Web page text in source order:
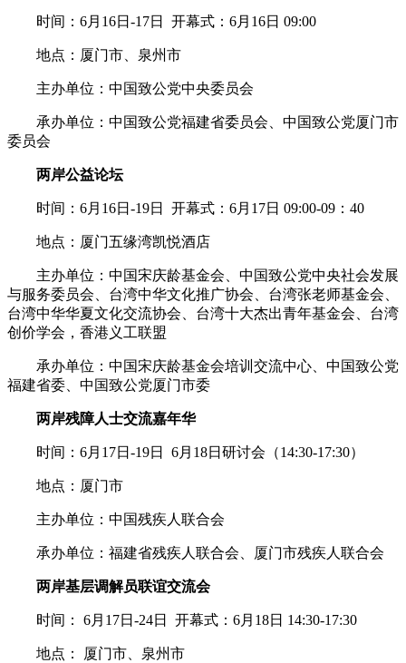
时间：6月16日-17日 开幕式：6月16日 09:00
地点：厦门市、泉州市
主办单位：中国致公党中央委员会
承办单位：中国致公党福建省委员会、中国致公党厦门市
委员会
两岸公益论坛
时间：6月16日-19日 开幕式：6月17日 09:00-09：40
地点：厦门五缘湾凯悦酒店
主办单位：中国宋庆龄基金会、中国致公党中央社会发展
与服务委员会、台湾中华文化推广协会、台湾张老师基金会、
台湾中华华夏文化交流协会、台湾十大杰出青年基金会、台湾
创价学会，香港义工联盟
承办单位：中国宋庆龄基金会培训交流中心、中国致公党
福建省委、中国致公党厦门市委
两岸残障人士交流嘉年华
时间：6月17日-19日 6月18日研讨会（14:30-17:30）
地点：厦门市
主办单位：中国残疾人联合会
承办单位：福建省残疾人联合会、厦门市残疾人联合会
两岸基层调解员联谊交流会
时间： 6月17日-24日 开幕式：6月18日 14:30-17:30
地点： 厦门市、泉州市